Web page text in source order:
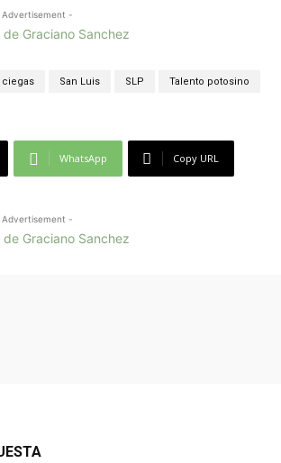
-
ciegas San Luis SLP Talento potosino
WhatsApp Copy URL
-